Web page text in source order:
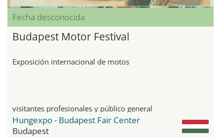
Fecha desconocida
Budapest Motor Festival
Exposición internacional de motos
visitantes profesionales y público general
Hungexpo - Budapest Fair Center
Budapest